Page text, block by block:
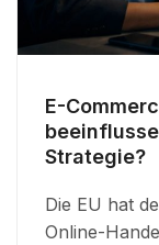
E-
Strategie?
Die EU hat
Online-